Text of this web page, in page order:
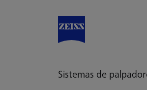
Sistemas de